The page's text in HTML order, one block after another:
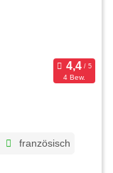
4 Bew.
französisch